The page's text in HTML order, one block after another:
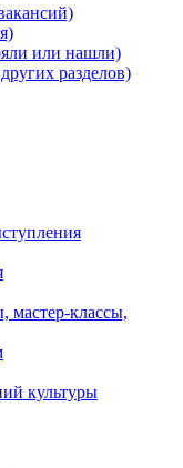
или нашли)
разделов)
мастер-классы,
культуры